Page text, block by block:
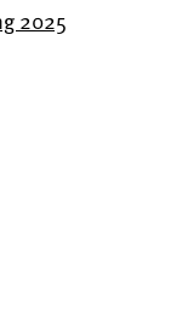
2025